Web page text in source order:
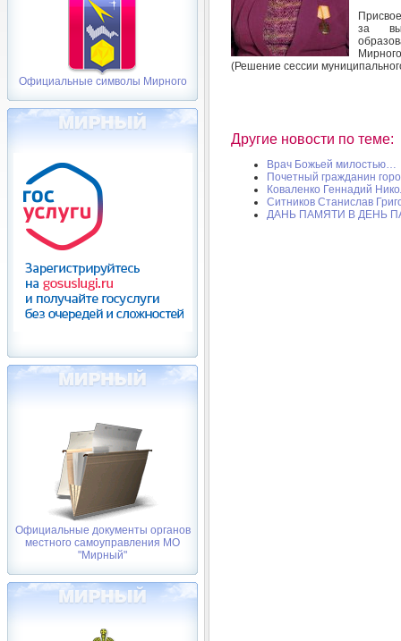
Официальные символы Мирного
Официальные документы органов
местного самоуправления МО
"Мирный"
за
(Решение сессии
Другие новости по теме:
Врач Божьей милостью…
Почетный гражданин
Коваленко Геннадий
Ситников Станислав
ДАНЬ ПАМЯТИ В ДЕНЬ